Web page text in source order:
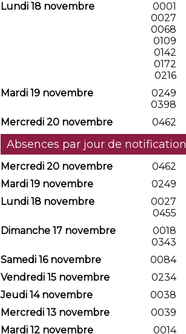
Lundi 18 novembre 0001
0027
0068
0109
0142
0172
0216
Mardi 19 novembre
0249
0398
Mercredi 20 novembre
0462
Absences par jour de notification
Mercredi 20 novembre 0462
Mardi 19 novembre
0249
Lundi 18 novembre
0027
0455
Dimanche 17 novembre
0018
0343
Samedi 16 novembre
0084
Vendredi 15 novembre
0234
Jeudi 14 novembre
0038
Mercredi 13 novembre
0039
Mardi 12 novembre
0014